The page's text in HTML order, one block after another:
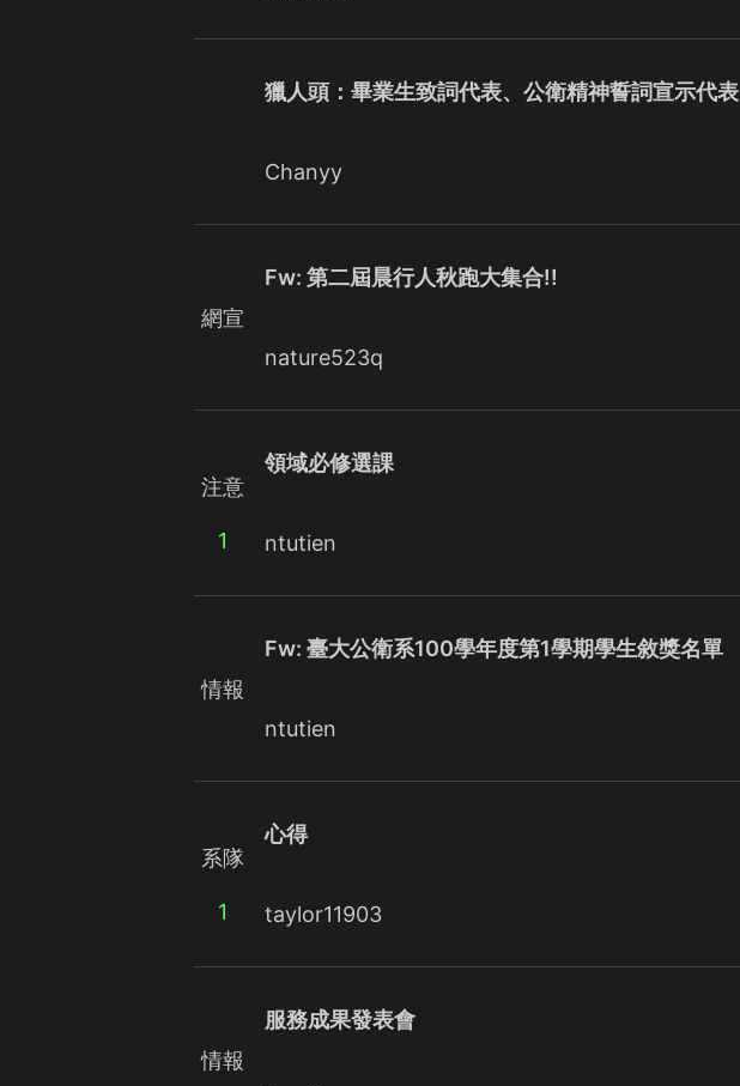
獵人頭：畢業生致詞代表、公衛精神誓詞宣示代表
Chanyy
網宣
Fw: 第二屆晨行人秋跑大集合!!
nature523q
注意
1
領域必修選課
ntutien
情報
Fw: 臺大公衛系100學年度第1學期學生敘獎名單
ntutien
系隊
1
心得
taylor11903
情報
服務成果發表會